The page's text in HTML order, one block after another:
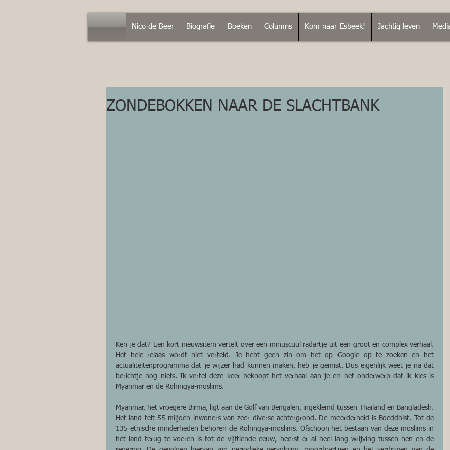
Nico de Beer Biografie Boeken Columns Kom naar Esbeek! Jachtig leven
ZONDEBOKKEN NAAR DE SLACHTBANK
Ken je dat? Een kort nieuwsitem vertelt over een minuscuul radartje uit een groot en complex verhaal.
Het hele relaas wordt niet verteld. Je hebt geen zin om het op Google op te zoeken en het
actualiteitenprogramma dat je wijzer had kunnen maken, heb je gemist. Dus eigenlijk weet je na dat
berichtje nog niets. Ik vertel deze keer beknopt het verhaal aan je en het onderwerp dat ik kies is
Myanmar en de Rohingya-moslims.
Myanmar, het vroegere Birma, ligt aan de Golf van Bengalen, ingeklemd tussen Thailand en Bangladesh.
Het land telt 55 miljoen inwoners van zeer diverse achtergrond. De meerderheid is Boeddhist. Tot de
135 etnische minderheden behoren de Rohingya-moslims. Ofschoon het bestaan van deze moslims in
het land terug te voeren is tot de vijftiende eeuw, heerst er al heel lang wrijving tussen hen en de